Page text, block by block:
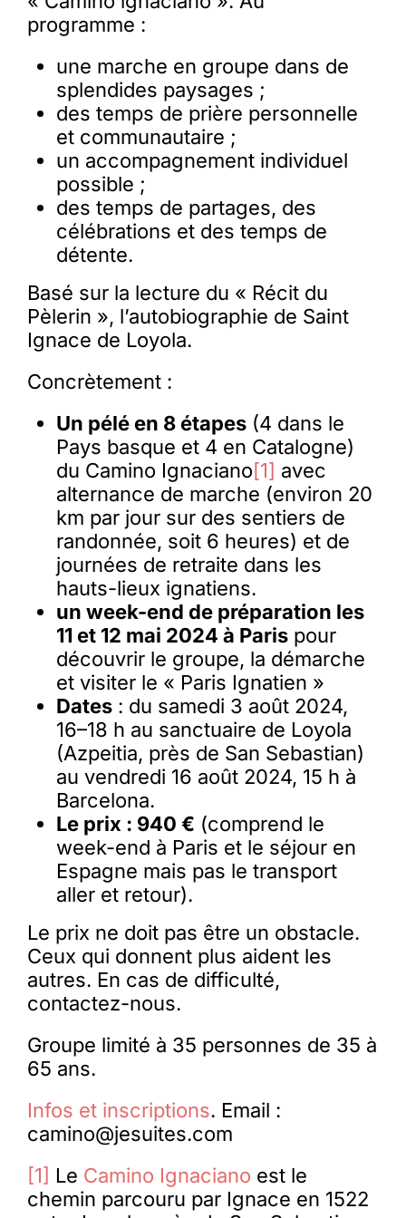
programme :
une marche en groupe dans de
splendides paysages ;
des temps de prière personnelle
et communautaire ;
un accompagnement individuel
possible ;
des temps de partages, des
célébrations et des temps de
détente.
Basé sur la lecture du « Récit du
Pèlerin », l’autobiographie de Saint
Ignace de Loyola.
Concrètement :
Un pélé en 8 étapes(4 dans le
Pays basque et 4 en Catalogne)
du Camino Ignaciano[1] avec
alternance de marche (environ 20
km par jour sur des sentiers de
randonnée, soit 6 heures) et de
journées de retraite dans les
hauts-lieux ignatiens.
un week-end de préparation les
11 et 12 mai 2024 à Parispour
découvrir le groupe, la démarche
et visiter le « Paris Ignatien »
Dates: du samedi 3 août 2024,
16–18 h au sanctuaire de Loyola
(Azpeitia, près de San Sebastian)
au vendredi 16 août 2024, 15 h à
Barcelona.
Le prix : 940 € (comprend le
week-end à Paris et le séjour en
Espagne mais pas le transport
aller et retour).
Le prix ne doit pas être un obstacle.
Ceux qui donnent plus aident les
autres. En cas de difficulté,
contactez-nous.
Groupe limité à 35 personnes de 35 à
65 ans.
Infos et inscriptions. Email :
camino@jesuites.com
[1] Le Camino Ignaciano est le
chemin parcouru par Ignace en 1522